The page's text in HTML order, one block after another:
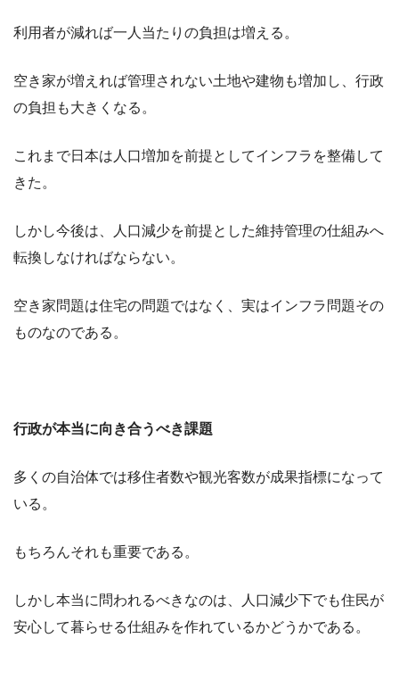
利用者が減れば一人当たりの負担は増える。
空き家が増えれば管理されない土地や建物も増加し、行政
の負担も大きくなる。
これまで日本は人口増加を前提としてインフラを整備して
きた。
しかし今後は、人口減少を前提とした維持管理の仕組みへ
転換しなければならない。
空き家問題は住宅の問題ではなく、実はインフラ問題その
ものなのである。
行政が本当に向き合うべき課題
多くの自治体では移住者数や観光客数が成果指標になって
いる。
もちろんそれも重要である。
しかし本当に問われるべきなのは、人口減少下でも住民が
安心して暮らせる仕組みを作れているかどうかである。